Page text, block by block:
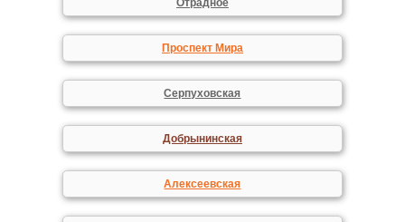
Отрадное
Проспект Мира
Серпуховская
Добрынинская
Алексеевская